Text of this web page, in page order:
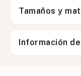
Tamaños y
Información